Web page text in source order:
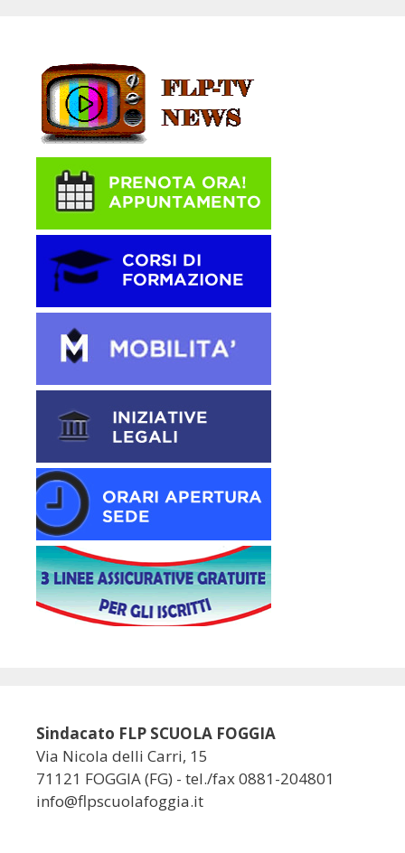
Sindacato FLP SCUOLA FOGGIA
Via Nicola delli Carri, 15
71121 FOGGIA (FG) - tel./fax 0881-204801
info@flpscuolafoggia.it